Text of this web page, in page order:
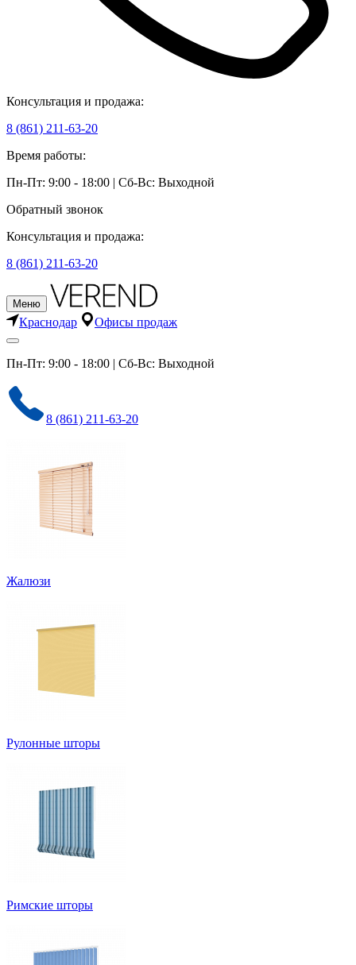
Консультация и продажа:
8 (861) 211-63-20
Время работы:
Пн-Пт: 9:00 - 18:00 | Сб-Вс: Выходной
Обратный звонок
Консультация и продажа:
8 (861) 211-63-20
Меню
Краснодар Офисы продаж
Пн-Пт: 9:00 - 18:00 | Сб-Вс: Выходной
8 (861) 211-63-20
Жалюзи
Рулонные шторы
Римские шторы